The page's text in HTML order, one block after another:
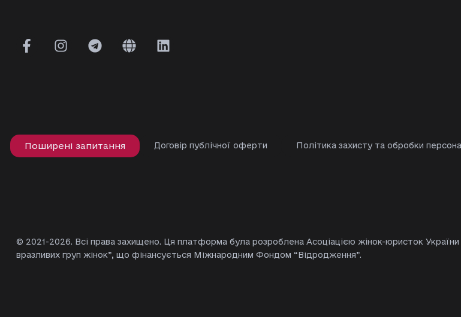
Поширені запитання Договір публічної оферти Політика захисту та обробки
© 2021-2026. Всі права захищено. Ця платформа була розроблена Асоціацією жінок-юристок
вразливих груп жінок”, що фінансується Міжнародним Фондом “Відродження”.